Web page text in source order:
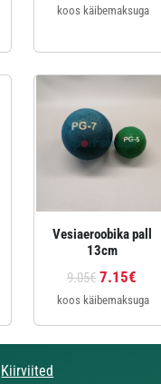
koos käibemaksuga
Vesiaeroobika pall
13cm
9.05€ 7.15€
koos käibemaksuga
Kiirviited